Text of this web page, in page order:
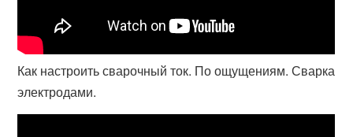
Как настроить сварочный ток. По ощущениям. Сварка
электродами.